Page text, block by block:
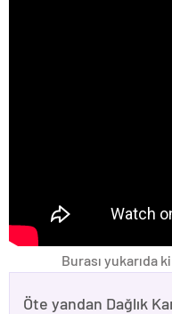
Burası yukarıda
Öte yandan Dağlık